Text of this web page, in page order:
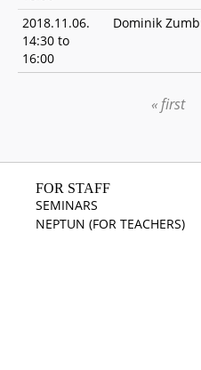
2018.11.06.
14:30 to
16:00
Dominik
« first
FOR STAFF
SEMINARS
NEPTUN (FOR TEACHERS)